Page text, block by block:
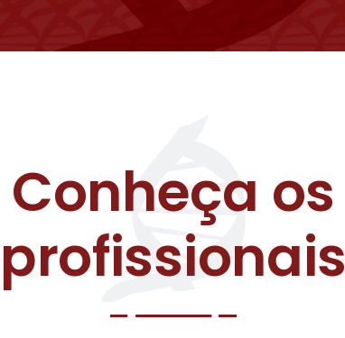
Conheça os
profissionais